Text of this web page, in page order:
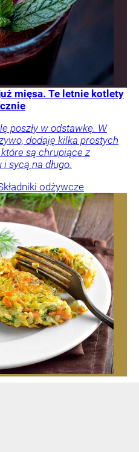
mięsa. Te letnie kotlety
poszły w odstawkę. W
dodaję kilka prostych
są chrupiące z
sycą na długo.
odżywcze